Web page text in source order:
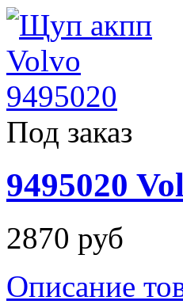
Под заказ
9495020
2870 руб
Описание